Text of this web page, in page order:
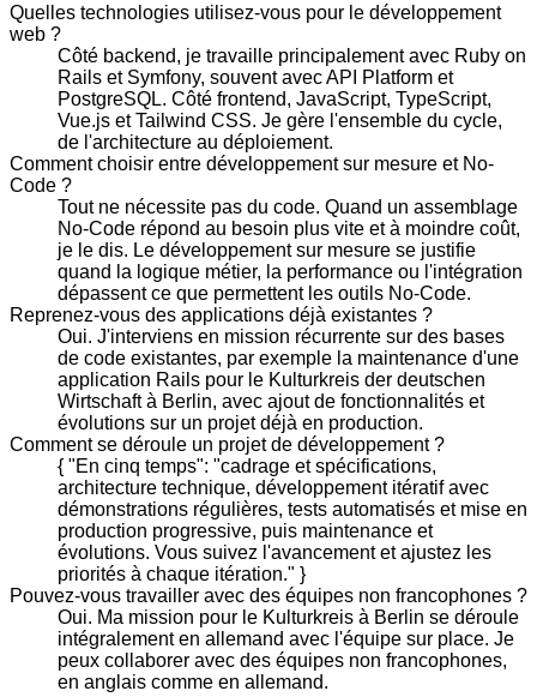
Quelles technologies utilisez-vous pour le développement
web ?
Côté backend, je travaille principalement avec Ruby on
Rails et Symfony, souvent avec API Platform et
PostgreSQL. Côté frontend, JavaScript, TypeScript,
Vue.js et Tailwind CSS. Je gère l'ensemble du cycle,
de l'architecture au déploiement.
Comment choisir entre développement sur mesure et No-
Code ?
Tout ne nécessite pas du code. Quand un assemblage
No-Code répond au besoin plus vite et à moindre coût,
je le dis. Le développement sur mesure se justifie
quand la logique métier, la performance ou l'intégration
dépassent ce que permettent les outils No-Code.
Reprenez-vous des applications déjà existantes ?
Oui. J'interviens en mission récurrente sur des bases
de code existantes, par exemple la maintenance d'une
application Rails pour le Kulturkreis der deutschen
Wirtschaft à Berlin, avec ajout de fonctionnalités et
évolutions sur un projet déjà en production.
Comment se déroule un projet de développement ?
{ "En cinq temps": "cadrage et spécifications,
architecture technique, développement itératif avec
démonstrations régulières, tests automatisés et mise en
production progressive, puis maintenance et
évolutions. Vous suivez l'avancement et ajustez les
priorités à chaque itération." }
Pouvez-vous travailler avec des équipes non francophones ?
Oui. Ma mission pour le Kulturkreis à Berlin se déroule
intégralement en allemand avec l'équipe sur place. Je
peux collaborer avec des équipes non francophones,
en anglais comme en allemand.